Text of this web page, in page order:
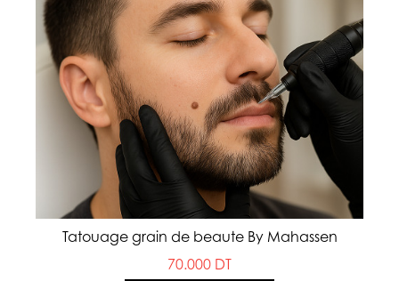
Tatouage grain de beaute By Mahassen
70.000 DT